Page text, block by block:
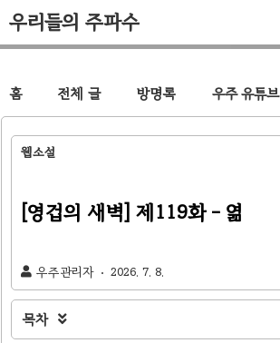
우리들의 주파수
홈 전체 글 방명록 우주 유튜브
웹소설
[영겁의 새벽] 제119화 - 엶
우주관리자 2026. 7. 8.
목차 